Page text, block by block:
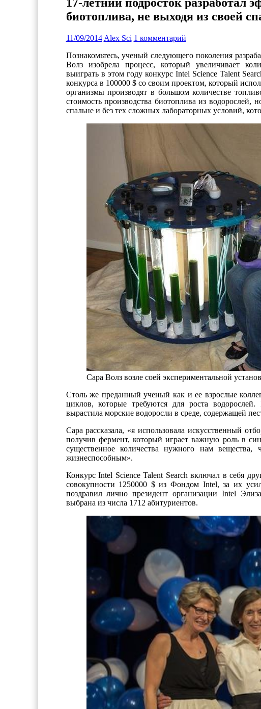
биотоплива, не выходя из своей
11/09/2014 Alex Sci 1 комментарий
Познакомьтесь, ученый следующего поколения
Волз изобрела процесс, который увеличивает
выиграть в этом году конкурс Intel Science Talent
конкурса в 100000 $ со своим проектом, который
организмы производят в большом количестве
стоимость производства биотоплива из водорослей,
спальне и без тех сложных лабораторных условий,
Сара Волз возле соей экспериментальной
Столь же преданный ученый как и ее взрослые
циклов, которые требуются для роста
вырастила морские водоросли в среде, содержащей
Сара рассказала, «я использовала искусственный
получив фермент, который играет важную роль в
существенное количества нужного нам
жизнеспособным».
Конкурс Intel Science Talent Search включал в себя
совокупности 1250000 $ из Фондом Intel, за их
поздравил лично президент организации Intel
выбрана из числа 1712 абитуриентов.